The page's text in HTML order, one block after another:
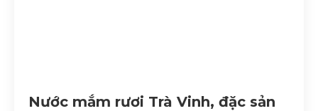
Nước mắm rươi Trà Vinh, đặc sản